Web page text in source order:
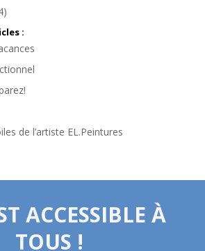
:
de l’artiste EL.Peintures
ACCESSIBLE À
TOUS !